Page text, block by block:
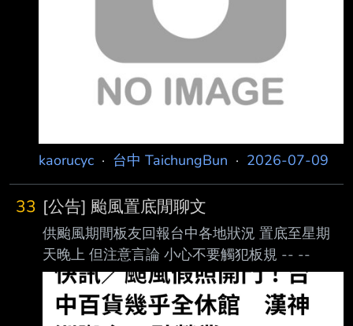
#5d3ckTC1 (TaichungBun) 禁止網路平台交易
#1YT-vf4g (TaichungBun) 2. 推文格式及限制如
下，格式不符者，板主得直接刪除不另通知。 推
kaorucyc · 台中 TaichungBun · 2026-07-09
33 [公告] 颱風置底閒聊文
供颱風期間板友回報台中各地狀況 置底至星期
天晚上 但注意言論 小心不要觸犯板規 -- --